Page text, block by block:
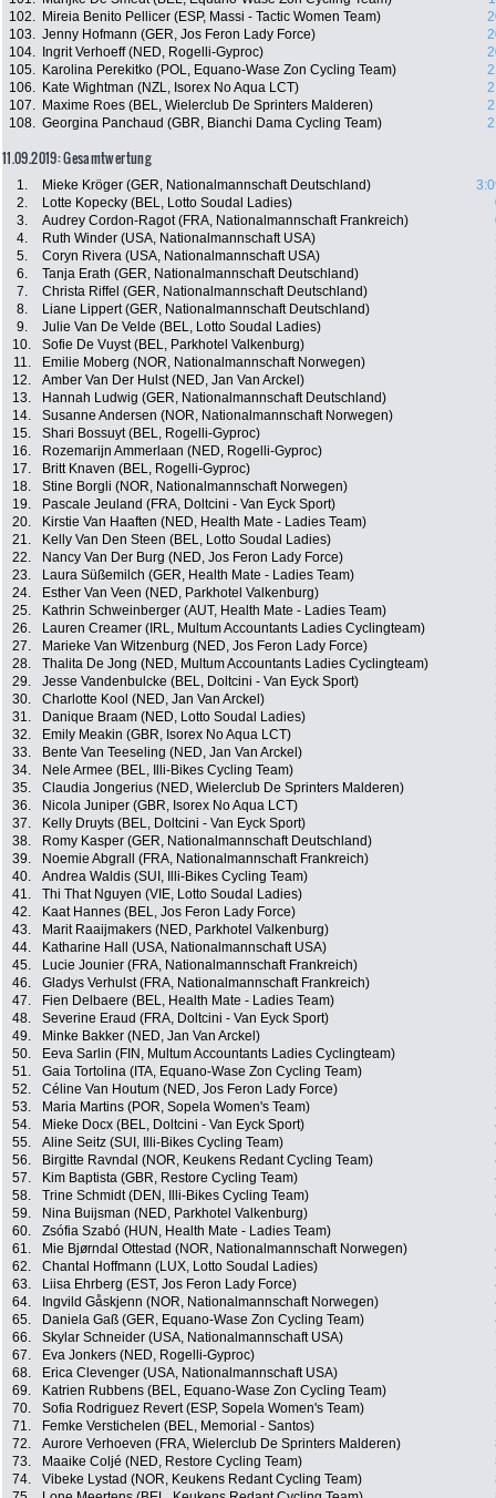
102.
Mireia Benito Pellicer (ESP, Massi - Tactic Women Team)
103. Jenny Hofmann (GER, Jos Feron Lady Force)
104.
Ingrit Verhoeff (NED, Rogelli-Gyproc)
105.
Karolina Perekitko (POL, Equano-Wase Zon Cycling Team)
106.
Kate Wightman (NZL, Isorex No Aqua LCT)
107.
Maxime Roes (BEL, Wielerclub De Sprinters Malderen)
108. Georgina Panchaud (GBR, Bianchi Dama Cycling Team)
11.09.2019: Gesamtwertung
1. Mieke Kröger (GER, Nationalmannschaft Deutschland)
2.
Lotte Kopecky (BEL, Lotto Soudal Ladies)
3.
Audrey Cordon-Ragot (FRA, Nationalmannschaft Frankreich)
4.
Ruth Winder (USA, Nationalmannschaft USA)
5.
Coryn Rivera (USA, Nationalmannschaft USA)
6.
Tanja Erath (GER, Nationalmannschaft Deutschland)
7.
Christa Riffel (GER, Nationalmannschaft Deutschland)
8.
Liane Lippert (GER, Nationalmannschaft Deutschland)
9.
Julie Van De Velde (BEL, Lotto Soudal Ladies)
10.
Sofie De Vuyst (BEL, Parkhotel Valkenburg)
11.
Emilie Moberg (NOR, Nationalmannschaft Norwegen)
12.
Amber Van Der Hulst (NED, Jan Van Arckel)
13.
Hannah Ludwig (GER, Nationalmannschaft Deutschland)
14.
Susanne Andersen (NOR, Nationalmannschaft Norwegen)
15.
Shari Bossuyt (BEL, Rogelli-Gyproc)
16.
Rozemarijn Ammerlaan (NED, Rogelli-Gyproc)
17.
Britt Knaven (BEL, Rogelli-Gyproc)
18.
Stine Borgli (NOR, Nationalmannschaft Norwegen)
19.
Pascale Jeuland (FRA, Doltcini - Van Eyck Sport)
20.
Kirstie Van Haaften (NED, Health Mate - Ladies Team)
21.
Kelly Van Den Steen (BEL, Lotto Soudal Ladies)
22.
Nancy Van Der Burg (NED, Jos Feron Lady Force)
23.
Laura Süßemilch (GER, Health Mate - Ladies Team)
24.
Esther Van Veen (NED, Parkhotel Valkenburg)
25.
Kathrin Schweinberger (AUT, Health Mate - Ladies Team)
26.
Lauren Creamer (IRL, Multum Accountants Ladies Cyclingteam)
27.
Marieke Van Witzenburg (NED, Jos Feron Lady Force)
28.
Thalita De Jong (NED, Multum Accountants Ladies Cyclingteam)
29.
Jesse Vandenbulcke (BEL, Doltcini - Van Eyck Sport)
30.
Charlotte Kool (NED, Jan Van Arckel)
31.
Danique Braam (NED, Lotto Soudal Ladies)
32.
Emily Meakin (GBR, Isorex No Aqua LCT)
33.
Bente Van Teeseling (NED, Jan Van Arckel)
34.
Nele Armee (BEL, Illi-Bikes Cycling Team)
35.
Claudia Jongerius (NED, Wielerclub De Sprinters Malderen)
36.
Nicola Juniper (GBR, Isorex No Aqua LCT)
37.
Kelly Druyts (BEL, Doltcini - Van Eyck Sport)
38.
Romy Kasper (GER, Nationalmannschaft Deutschland)
39.
Noemie Abgrall (FRA, Nationalmannschaft Frankreich)
40.
Andrea Waldis (SUI, Illi-Bikes Cycling Team)
41.
Thi That Nguyen (VIE, Lotto Soudal Ladies)
42.
Kaat Hannes (BEL, Jos Feron Lady Force)
43.
Marit Raaijmakers (NED, Parkhotel Valkenburg)
44.
Katharine Hall (USA, Nationalmannschaft USA)
45.
Lucie Jounier (FRA, Nationalmannschaft Frankreich)
46.
Gladys Verhulst (FRA, Nationalmannschaft Frankreich)
47.
Fien Delbaere (BEL, Health Mate - Ladies Team)
48.
Severine Eraud (FRA, Doltcini - Van Eyck Sport)
49.
Minke Bakker (NED, Jan Van Arckel)
50.
Eeva Sarlin (FIN, Multum Accountants Ladies Cyclingteam)
51.
Gaia Tortolina (ITA, Equano-Wase Zon Cycling Team)
52.
Céline Van Houtum (NED, Jos Feron Lady Force)
53.
Maria Martins (POR, Sopela Women's Team)
54.
Mieke Docx (BEL, Doltcini - Van Eyck Sport)
55.
Aline Seitz (SUI, Illi-Bikes Cycling Team)
56.
Birgitte Ravndal (NOR, Keukens Redant Cycling Team)
57.
Kim Baptista (GBR, Restore Cycling Team)
58.
Trine Schmidt (DEN, Illi-Bikes Cycling Team)
59.
Nina Buijsman (NED, Parkhotel Valkenburg)
60.
Zsófia Szabó (HUN, Health Mate - Ladies Team)
61.
Mie Bjørndal Ottestad (NOR, Nationalmannschaft Norwegen)
62.
Chantal Hoffmann (LUX, Lotto Soudal Ladies)
63.
Liisa Ehrberg (EST, Jos Feron Lady Force)
64.
Ingvild Gåskjenn (NOR, Nationalmannschaft Norwegen)
65.
Daniela Gaß (GER, Equano-Wase Zon Cycling Team)
66.
Skylar Schneider (USA, Nationalmannschaft USA)
67.
Eva Jonkers (NED, Rogelli-Gyproc)
68.
Erica Clevenger (USA, Nationalmannschaft USA)
69.
Katrien Rubbens (BEL, Equano-Wase Zon Cycling Team)
70.
Sofia Rodriguez Revert (ESP, Sopela Women's Team)
71.
Femke Verstichelen (BEL, Memorial - Santos)
72.
Aurore Verhoeven (FRA, Wielerclub De Sprinters Malderen)
73.
Maaike Coljé (NED, Restore Cycling Team)
74.
Vibeke Lystad (NOR, Keukens Redant Cycling Team)